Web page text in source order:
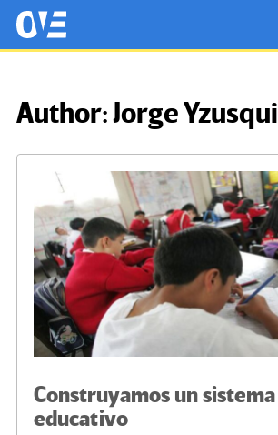
Saltar al contenido principal
OtrasVocesenEducacion.org
Author:Jorge Yzusqui
Construyamos un sistema
educativo